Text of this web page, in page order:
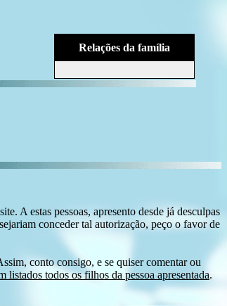
Relações da família
A estas pessoas, apresento desde já desculpas
conceder tal autorização, peço o favor de
conto consigo, e se quiser comentar ou
listados todos os filhos da pessoa apresentada.